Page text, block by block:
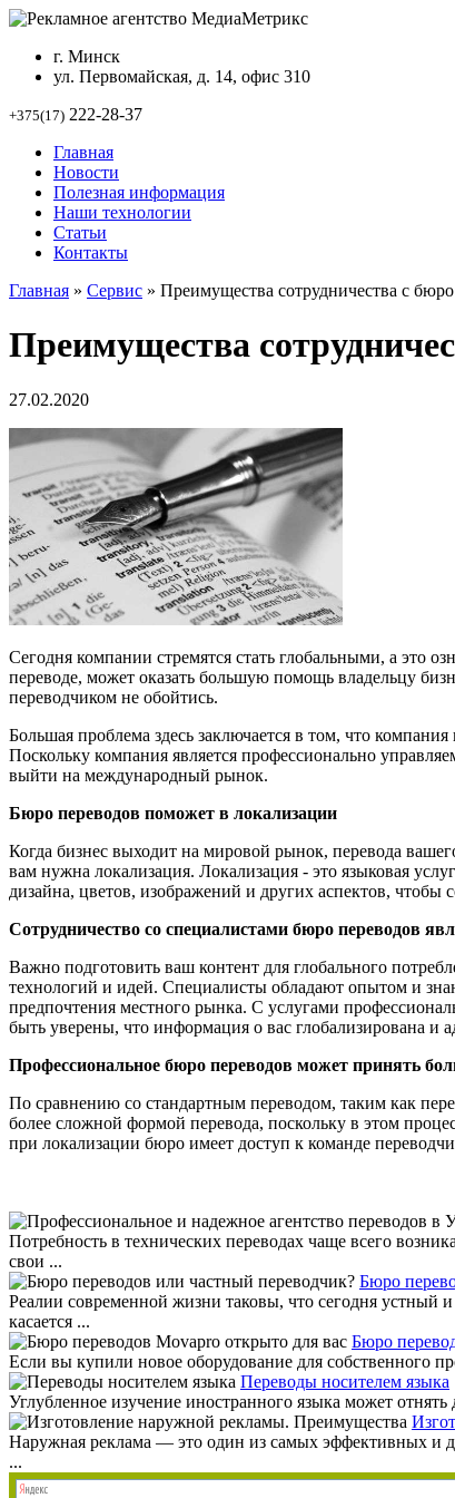
г. Минск
ул. Первомайская, д. 14, офис 310
+375(17) 222-28-37
Главная
Новости
Полезная информация
Наши технологии
Статьи
Контакты
Главная » Сервис » Преимущества сотрудничества с
Преимущества
27.02.2020
Сегодня компании стремятся стать глобальными, а это
переводе, может оказать большую помощь владельцу
переводчиком не обойтись.
Большая проблема здесь заключается в том, что
Поскольку компания является профессионально
выйти на международный рынок.
Бюро переводов поможет в локализации
Когда бизнес выходит на мировой рынок, перевода
вам нужна локализация. Локализация - это языковая
дизайна, цветов, изображений и других аспектов, чтобы
Сотрудничество со специалистами бюро переводов
Важно подготовить ваш контент для глобального
технологий и идей. Специалисты обладают опытом и
предпочтения местного рынка. С услугами
быть уверены, что информация о вас глобализирована и
Профессиональное бюро переводов может принять
По сравнению со стандартным переводом, таким как
более сложной формой перевода, поскольку в этом
при локализации бюро имеет доступ к команде
Потребность в технических переводах чаще всего
свои ...
Бюро
Реалии современной жизни таковы, что сегодня устный
касается ...
Бюро
Если вы купили новое оборудование для собственного
Переводы носителем языка
Углубленное изучение иностранного языка может
Наружная реклама — это один из самых эффективных и
...